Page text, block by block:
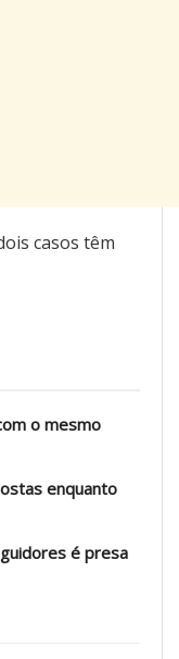
casos têm
o mesmo
enquanto
é presa